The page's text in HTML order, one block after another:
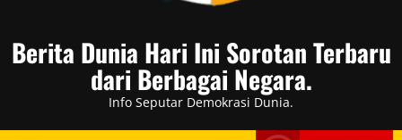
Berita Dunia Hari Ini Sorotan Terbaru
dari Berbagai Negara.
Info Seputar Demokrasi Dunia.